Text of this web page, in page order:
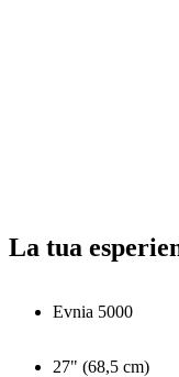
La tua
Evnia 5000
27" (68,5 cm)